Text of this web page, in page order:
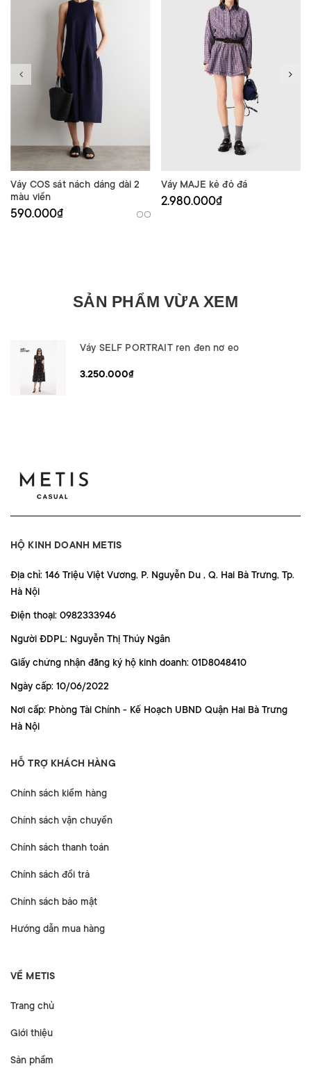
Váy COS sát nách dáng dài 2
màu viền
590.000₫
Váy MAJE kẻ đỏ đá
2.980.000₫
SẢN PHẨM VỪA XEM
Váy SELF PORTRAIT ren đen nơ eo
3.250.000₫
HỘ KINH DOANH METIS
Địa chỉ: 146 Triệu Việt Vương, P. Nguyễn Du , Q. Hai Bà Trưng, Tp.
Hà Nội
Điện thoại: 0982333946
Người ĐDPL: Nguyễn Thị Thúy Ngân
Giấy chứng nhận đăng ký hộ kinh doanh: 01D8048410
Ngày cấp: 10/06/2022
Nơi cấp: Phòng Tài Chính - Kế Hoạch UBND Quận Hai Bà Trưng
Hà Nội
HỖ TRỢ KHÁCH HÀNG
Chính sách kiểm hàng
Chính sách vận chuyển
Chính sách thanh toán
Chính sách đổi trả
Chính sách bảo mật
Hướng dẫn mua hàng
VỀ METIS
Trang chủ
Giới thiệu
Sản phẩm